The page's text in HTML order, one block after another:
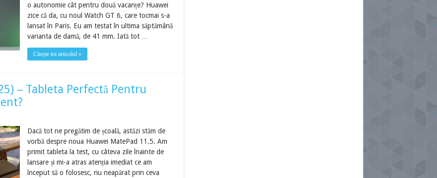
o autonomie cât pentru două vacanțe? Huawei
zice că da, cu noul Watch GT 6, care tocmai s-a
lansat în Paris. Eu am testat în ultima săptămână
varianta de damă, de 41 mm. Iată tot …
Citește tot articolul »
– Tableta Perfectă Pentru
Dacă tot ne pregătim de școală, astăzi stăm de
vorbă despre noua Huawei MatePad 11.5. Am
primit tableta la test, cu câteva zile înainte de
lansare și mi-a atras atenția imediat ce am
început să o folosesc, nu neapărat prin ceva